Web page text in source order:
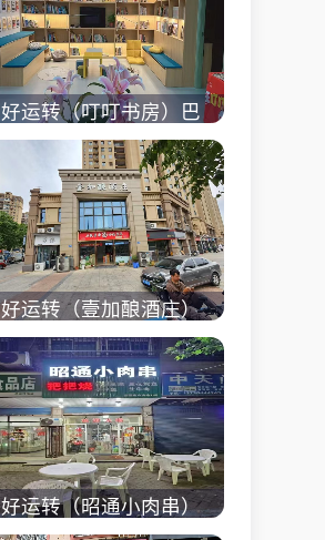
低
立即查看 +
好运转（叮叮书房）巴
黎都市附近实验小学旁
200㎡培训班带生源转
让
立即查看 +
好运转（壹加酿酒庄）
秀洲区商业街正拐角
260㎡酒庄、空店铺转
让
立即查看 +
好运转（昭通小肉串）